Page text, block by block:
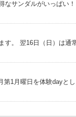
サンダルがいっぱい
す。 翌16日（日）は通
第1月曜日を体験dayと